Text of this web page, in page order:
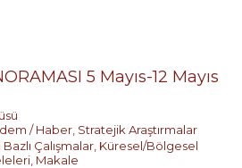
5 Mayıs-12 Mayıs
/ Haber Stratejik Araştırmalar
Çalışmalar Küresel/Bölgesel
Makale